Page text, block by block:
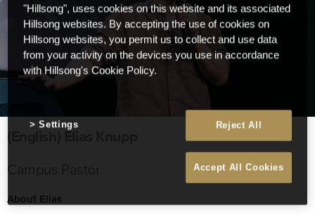
(English) Elias Knupp
Campus Pastor
About Elias
"Hillsong", uses cookies on this website and its associated
Hillsong websites. By accepting the use of cookies on
Hillsong websites, you permit us to collect and use data
from your activity on the devices you use in accordance
with Hillsong's Cookie Policy.
Reject All
Accept All Cookies
Settings